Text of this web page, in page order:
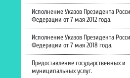
Исполнение Указов Президента
Федерации от 7 мая 2012 года.
Исполнение Указов Президента
Федерации от 7 мая 2018 года.
Предоставление государственных и
муниципальных услуг.